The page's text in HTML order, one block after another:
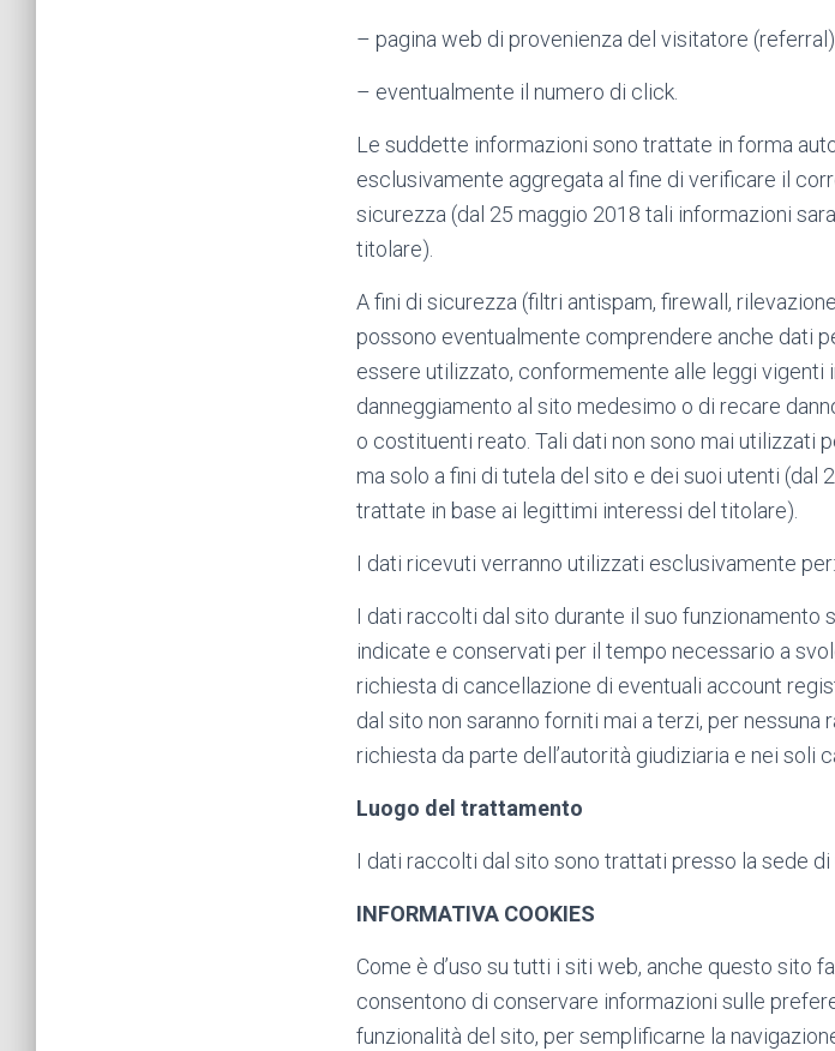
– pagina web di provenienza del visitatore
– eventualmente il numero di click.
Le suddette informazioni sono trattate in forma
esclusivamente aggregata al fine di verificare il
sicurezza (dal 25 maggio 2018 tali informazioni
titolare).
A fini di sicurezza (filtri antispam, firewall,
possono eventualmente comprendere anche dati
essere utilizzato, conformemente alle leggi vigenti
danneggiamento al sito medesimo o di recare
o costituenti reato. Tali dati non sono mai utilizzati
ma solo a fini di tutela del sito e dei suoi utenti (dal
trattate in base ai legittimi interessi del titolare).
I dati ricevuti verranno utilizzati esclusivamente per:
I dati raccolti dal sito durante il suo
indicate e conservati per il tempo necessario a
richiesta di cancellazione di eventuali account
dal sito non saranno forniti mai a terzi, per
richiesta da parte dell’autorità giudiziaria e nei soli
Luogo del trattamento
I dati raccolti dal sito sono trattati presso la sede di
INFORMATIVA COOKIES
Come è d’uso su tutti i siti web, anche questo sito
consentono di conservare informazioni sulle
funzionalità del sito, per semplificarne la